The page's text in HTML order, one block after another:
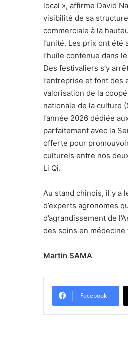
local », affirme David
visibilité de sa
commerciale à la
l’unité. Les prix ont
l’huile contenue dans
Des festivaliers s’y
l’entreprise et font
valorisation de la
nationale de la culture
l’année 2026 dédiée
parfaitement avec la
offerte pour
culturels entre nos
Li Qi.
Au stand chinois, il y a
d’experts agronomes
d’agrandissement de
des soins en
Martin SAMA
Facebook